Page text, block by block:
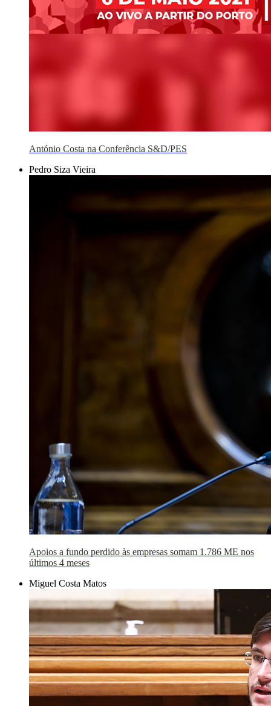
António Costa na Conferência S&D/PES
Pedro Siza Vieira
Apoios a fundo perdido às empresas somam 1.786 ME nos
últimos 4 meses
Miguel Costa Matos